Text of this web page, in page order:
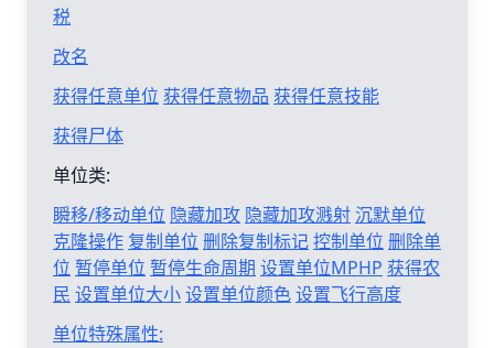
税
改名
获得任意单位 获得任意物品 获得任意技能
获得尸体
单位类:
瞬移/移动单位 隐藏加攻 隐藏加攻溅射沉默单位
克隆操作 复制单位 删除复制标记控制单位 删除单
位 暂停单位 暂停生命周期 设置单位MPHP 获得农
民 设置单位大小设置单位颜色设置飞行高度
单位特殊属性: